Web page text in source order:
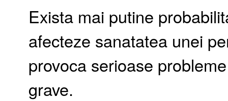
Exista mai putine
afecteze sanatatea unei
provoca serioase
grave.